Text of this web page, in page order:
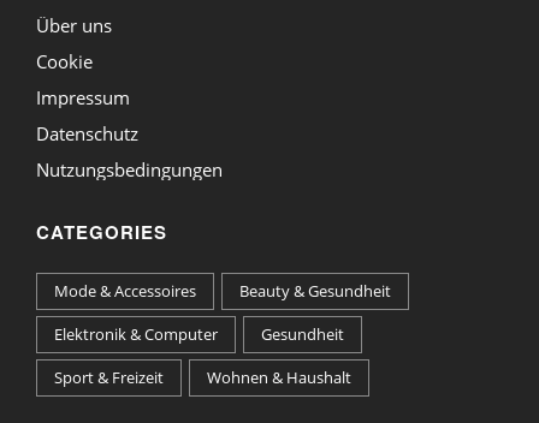
Über uns
Cookie
Impressum
Datenschutz
Nutzungsbedingungen
CATEGORIES
Mode & Accessoires
Beauty & Gesundheit
Elektronik & Computer
Gesundheit
Sport & Freizeit
Wohnen & Haushalt